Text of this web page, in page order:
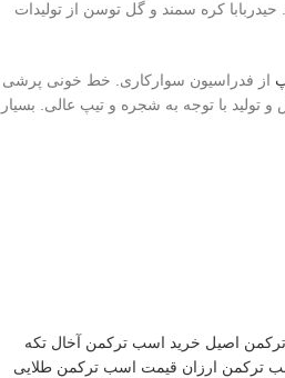
کره سمند و گل توسن از تولیدات
از فدراسیون سوارکاری. خط خونی پرشی
با توجه به شجره و تیپ عالی. بسیار